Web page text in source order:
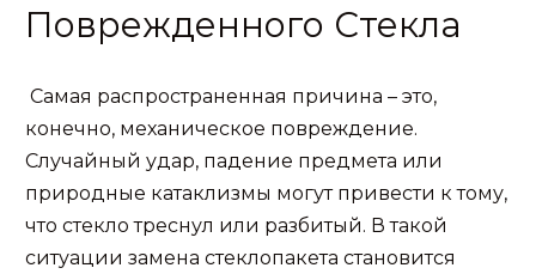
Поврежденного Стекла
Самая распространенная причина – это,
конечно, механическое повреждение.
Случайный удар, падение предмета или
природные катаклизмы могут привести к тому,
что стекло треснул или разбитый. В такой
ситуации замена стеклопакета становится